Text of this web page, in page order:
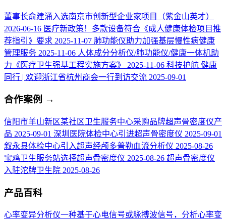
董事长俞建涌入选南京市创新型企业家项目（紫金山英才）
2026-06-16 医疗新政策！多款设备符合《成人健康体检项目推
荐指引》要求 2025-11-07 肺功能仪助力加强基层慢性病健康
管理服务 2025-11-06 人体成分分析仪/肺功能仪/健康一体机助
力《医疗卫生强基工程实施方案》
2025-11-06 科技护航 健康
同行 | 欢迎浙江省杭州商会一行到访交流 2025-09-01
合作案例 →
信阳市羊山新区某社区卫生服务中心采购品牌超声骨密度仪产
品 2025-09-01 深圳医院体检中心引进超声骨密度仪 2025-09-01
叙永县体检中心引入超声经颅多普勒血流分析仪 2025-08-26
宝鸡卫生服务站选择超声骨密度仪 2025-08-26 超声骨密度仪
入驻沱牌卫生院 2025-08-26
产品百科
心率变异分析仪一种基于心电信号或脉搏波信号，分析心率变